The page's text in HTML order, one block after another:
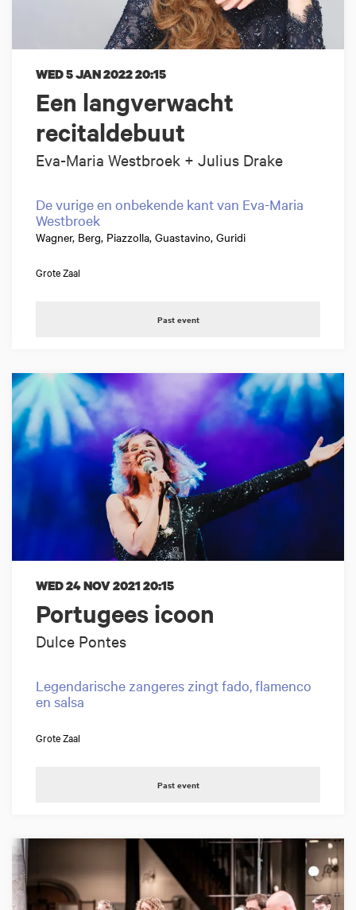
Een langverwacht
recitaldebuut
Eva-Maria Westbroek + Julius Drake
WED 5 JAN 202220:15
De vurige en onbekende kant van Eva-Maria
Westbroek
Wagner, Berg, Piazzolla, Guastavino, Guridi
Grote Zaal
Past event
Portugees icoon
Dulce Pontes
WED 24 NOV 202120:15
Legendarische zangeres zingt fado, flamenco
en salsa
Grote Zaal
Past event